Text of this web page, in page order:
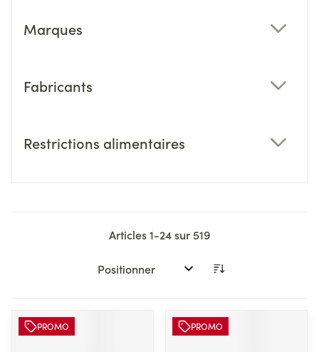
Marques
Fabricants
Restrictions alimentaires
Articles1-24sur519
Trier par:
PROMO PROMO